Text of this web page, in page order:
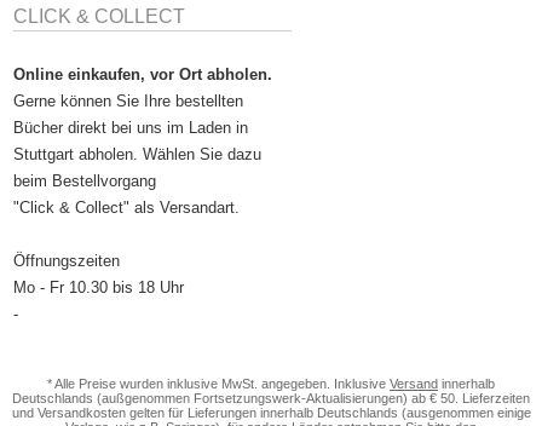
CLICK & COLLECT
Online einkaufen, vor Ort abholen.
Gerne können Sie Ihre bestellten
Bücher direkt bei uns im Laden in
Stuttgart abholen. Wählen Sie dazu
beim Bestellvorgang
"Click & Collect" als Versandart.
Öffnungszeiten
Mo - Fr 10.30 bis 18 Uhr
-
* Alle Preise wurden inklusive MwSt. angegeben. Inklusive Versand innerhalb
Deutschlands (außgenommen Fortsetzungswerk-Aktualisierungen) ab € 50. Lieferzeiten
und Versandkosten gelten für Lieferungen innerhalb Deutschlands (ausgenommen einige